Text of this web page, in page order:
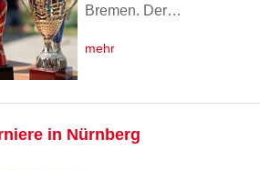
Bremen. Der…
mehr
in Nürnberg